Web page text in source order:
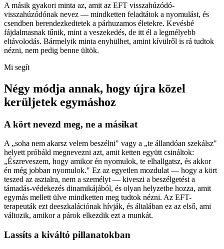
A másik gyakori minta az, amit az EFT visszahúzódó-
visszahúzódónak nevez — mindketten feladtátok a nyomulást, és
csendben berendezkedtetek a párhuzamos életekre. Kevésbé
fájdalmasnak tűnik, mint a veszekedés, de itt él a legmélyebb
eltávolodás. Bármelyik minta enyhülhet, amint kívülről is rá tudtok
nézni, nem pedig benne ültök.
Mi segít
Négy módja annak, hogy újra közel
kerüljetek egymáshoz
A kört nevezd meg, ne a másikat
A „soha nem akarsz velem beszélni" vagy a „te állandóan szekálsz"
helyett próbáld megnevezni azt, amit ketten együtt csináltok:
„Észreveszem, hogy amikor én nyomulok, te elhallgatsz, és akkor
én még jobban nyomulok." Ez az egyetlen mozdulat — hogy a kört
teszed az asztalra, nem a személyt — kiveszi a beszélgetést a
támadás-védekezés dinamikájából, és olyan helyzetbe hozza, amit
egymás mellett ülve mindketten meg tudtok nézni. Az EFT-
terapeuták ezt deeszkalációnak hívják, és általában ez az első, ami
változik, amikor a párok elkezdik ezt a munkát.
Lassíts a kiváltó pillanatokban